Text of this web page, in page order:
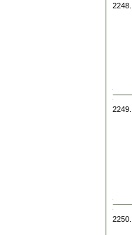
2248.
2249.
2250.